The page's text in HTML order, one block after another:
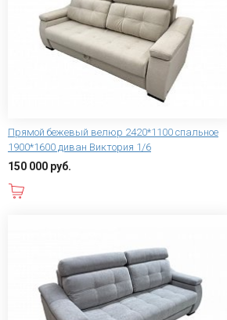
Прямой бежевый велюр 2420*1100 спальное
1900*1600 диван Виктория 1/6
150 000 руб.